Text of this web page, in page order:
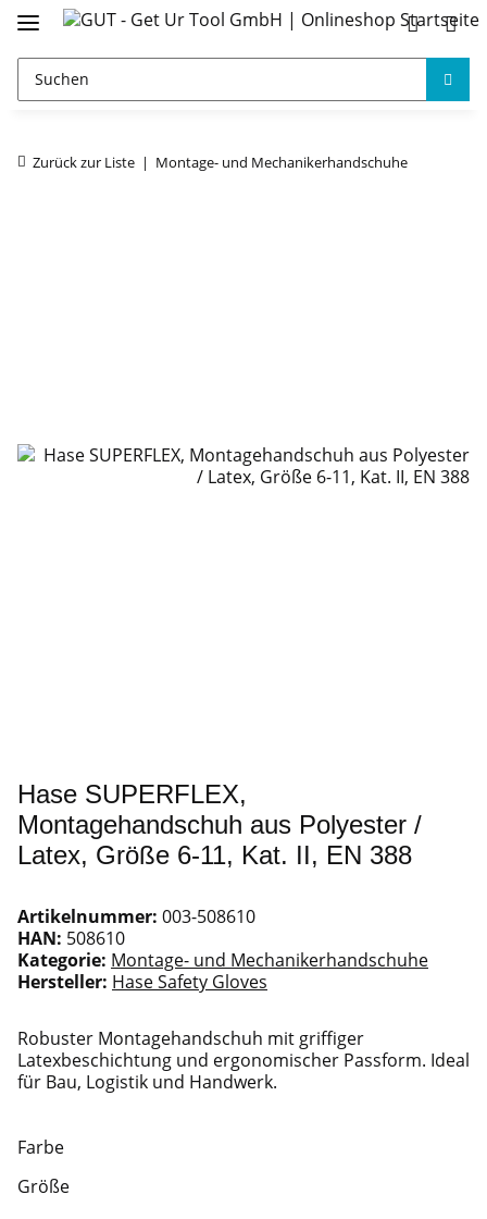
Zurück zur Liste Montage- und Mechanikerhandschuhe
Hase SUPERFLEX,
Montagehandschuh aus Polyester /
Latex, Größe 6-11, Kat. II, EN 388
Artikelnummer: 003-508610
HAN: 508610
Kategorie: Montage- und Mechanikerhandschuhe
Hersteller: Hase Safety Gloves
Robuster Montagehandschuh mit griffiger
Latexbeschichtung und ergonomischer Passform. Ideal
für Bau, Logistik und Handwerk.
Farbe
Größe